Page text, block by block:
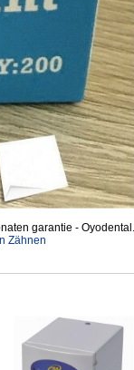
garantie -
Zähnen